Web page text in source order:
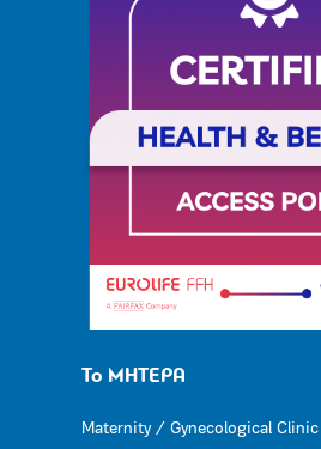
Το ΜΗΤΕΡΑ
Maternity / Gynecological Clinic